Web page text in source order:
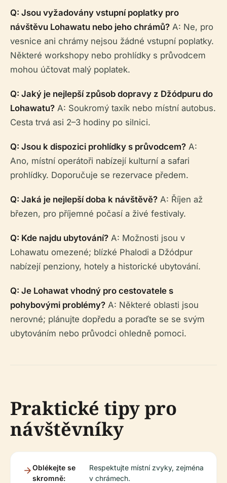
Q: Jsou vyžadovány vstupní poplatky pro
návštěvu Lohawatu nebo jeho chrámů? A: Ne, pro
vesnice ani chrámy nejsou žádné vstupní poplatky.
Některé workshopy nebo prohlídky s průvodcem
mohou účtovat malý poplatek.
Q: Jaký je nejlepší způsob dopravy z Džódpuru do
Lohawatu? A: Soukromý taxík nebo místní autobus.
Cesta trvá asi 2–3 hodiny po silnici.
Q: Jsou k dispozici prohlídky s průvodcem? A:
Ano, místní operátoři nabízejí kulturní a safari
prohlídky. Doporučuje se rezervace předem.
Q: Jaká je nejlepší doba k návštěvě? A: Říjen až
březen, pro příjemné počasí a živé festivaly.
Q: Kde najdu ubytování? A: Možnosti jsou v
Lohawatu omezené; blízké Phalodi a Džódpur
nabízejí penziony, hotely a historické ubytování.
Q: Je Lohawat vhodný pro cestovatele s
pohybovými problémy? A: Některé oblasti jsou
nerovné; plánujte dopředu a poraďte se se svým
ubytováním nebo průvodci ohledně pomoci.
Praktické tipy pro
návštěvníky
Oblékejte se
skromně:
Respektujte místní zvyky, zejména
v chrámech.